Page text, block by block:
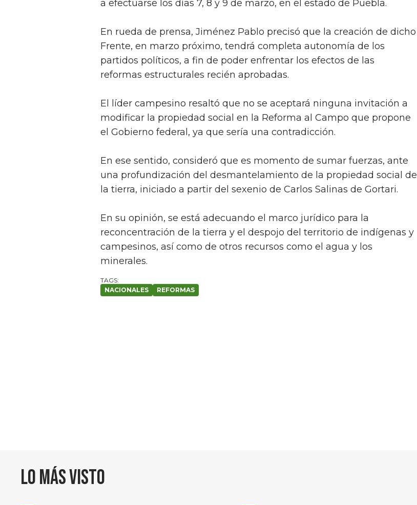
a efectuarse los días 7, 8 y 9 de marzo, en el estado de Puebla.
En rueda de prensa, Jiménez Pablo precisó que la creación de dicho
Frente, en marzo próximo, tendrá completa autonomía de los
partidos políticos, a fin de poder enfrentar los efectos de las
reformas estructurales recién aprobadas.
El líder campesino resaltó que no se aceptará ninguna invitación a
modificar la propiedad social en la Reforma al Campo que propone
el Gobierno federal, ya que sería una contradicción.
En ese sentido, consideró que es momento de sumar fuerzas, ante
una profundización del desmantelamiento de la propiedad social de
la tierra, iniciado a partir del sexenio de Carlos Salinas de Gortari.
En su opinión, se está adecuando el marco jurídico para la
reconcentración de la tierra y el despojo del territorio de indígenas y
campesinos, así como de otros recursos como el agua y los
minerales.
NACIONALES REFORMAS
Lo más visto